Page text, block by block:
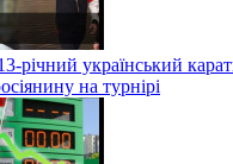
річний український
на турнірі